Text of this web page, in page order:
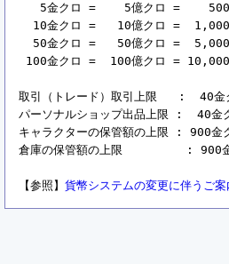
5金クロ =    5億クロ =
10金クロ =   10億クロ =
50金クロ =   50億クロ =
100金クロ =  100億クロ =
取引（トレード）取引上限   :  40
パーソナルショップ出品上限 :
キャラクターの保管額の上限 : 900
倉庫の保管額の上限         : 900
【参照】 貨幣システムの変更に伴うご案